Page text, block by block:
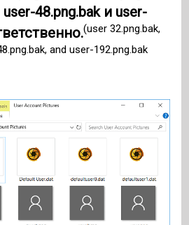
user-48.png.bak и user-
(user 32.png.bak,
and user-192.png.bak